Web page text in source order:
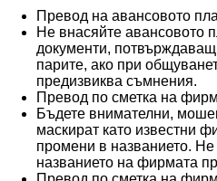
Превод на авансовото
Не внасяйте авансовото
документи,
парите, ако при
предизвиква съмнения.
Превод по сметка на
Бъдете внимателни,
маскират като известни
промени в названието.
названието на фирмата